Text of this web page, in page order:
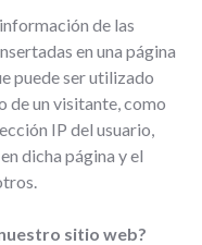
de las
en una página
puede ser utilizado
un visitante, como
IP del usuario,
dicha página y el
sitio web?